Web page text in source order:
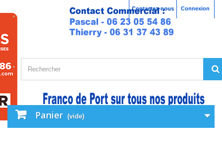
Connexion
Contactez-nous
Panier (vide)